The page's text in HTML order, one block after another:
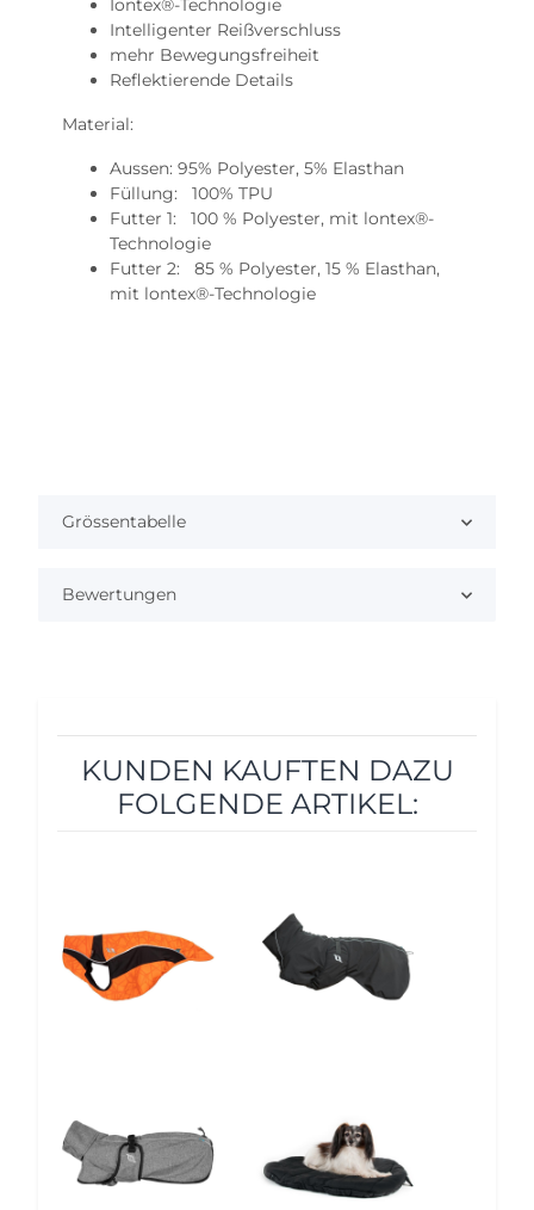
Iontex®-Technologie
Intelligenter Reißverschluss
mehr Bewegungsfreiheit
Reflektierende Details
Material:
Aussen: 95% Polyester, 5% Elasthan
Füllung: 100% TPU
Futter 1: 100 % Polyester, mit lontex®-
Technologie
Futter 2: 85 % Polyester, 15 % Elasthan,
mit lontex®-Technologie
Grössentabelle
Bewertungen
KUNDEN KAUFTEN DAZU
FOLGENDE ARTIKEL: